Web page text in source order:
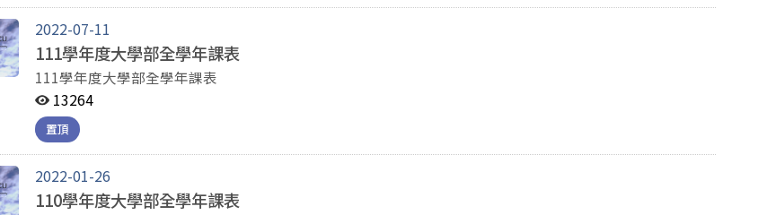
2022-07-11
111學年度大學部全學年課表
111學年度大學部全學年課表
13264
置頂
2022-01-26
110學年度大學部全學年課表